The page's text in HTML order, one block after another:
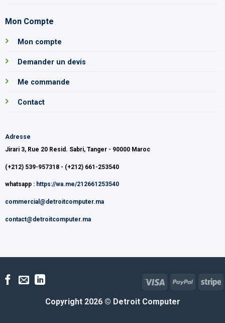
Mon Compte
Mon compte
Demander un devis
Me commande
Contact
Adresse
Jirari 3, Rue 20 Resid. Sabri, Tanger - 90000 Maroc
(+212) 539-957318 - (+212) 661-253540
whatsapp : https://wa.me/212661253540
commercial@detroitcomputer.ma
contact@detroitcomputer.ma
Copyright 2026 © Detroit Computer
Visa PayPal